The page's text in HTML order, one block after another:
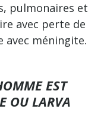
pulmonaires et
avec perte de
avec méningite.
EST
OU LARVA